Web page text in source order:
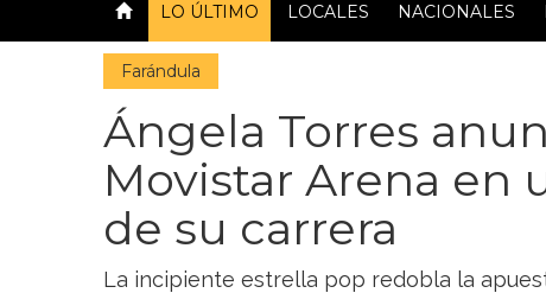
LO ÚLTIMO LOCALES NACIONALES
Farándula
Ángela Torres
Movistar Arena en
de su carrera
La incipiente estrella pop redobla la